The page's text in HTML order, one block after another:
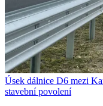
Úsek dálnice D6 mezi
stavební povolení